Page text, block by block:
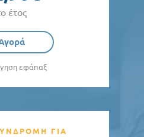
έτος
εφάπαξ
ΓΙΑ